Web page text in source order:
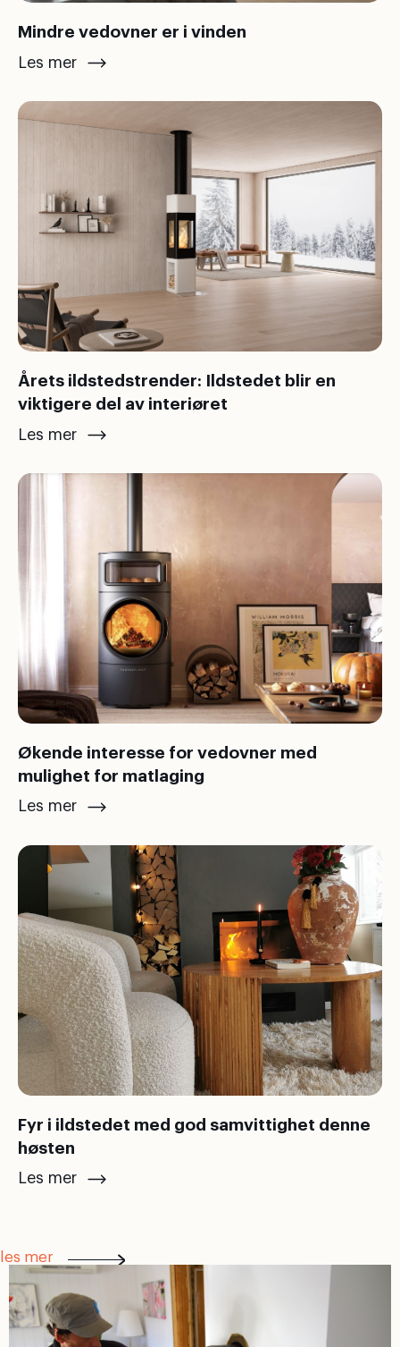
Mindre vedovner er i vinden
Les mer
Årets ildstedstrender: Ildstedet blir en
viktigere del av interiøret
Les mer
Økende interesse for vedovner med
mulighet for matlaging
Les mer
Fyr i ildstedet med god samvittighet denne
høsten
Les mer
les mer